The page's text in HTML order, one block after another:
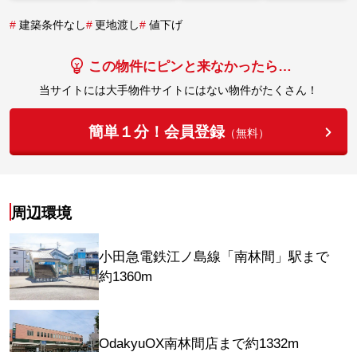
# 建築条件なし# 更地渡し# 値下げ
この物件にピンと来なかったら…
当サイトには大手物件サイトにはない物件がたくさん！
簡単１分！会員登録（無料）
周辺環境
小田急電鉄江ノ島線「南林間」駅まで
約1360m
OdakyuOX南林間店まで約1332m